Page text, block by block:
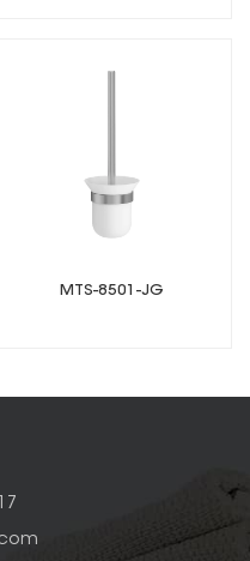
MTS-8501-JG